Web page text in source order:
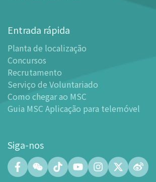
- Planta de localização
- Guia MSC Aplicação para telemóvel
Instalações
-
Mundo das Crianças
- Centro de Exibições
- Planetário
leitura
- Laboratório de Fabricação Digital
- Laboratório de Redes (NetLab)
Entrada rápida
Planta de localização
Concursos
Recrutamento
Serviço de Voluntariado
Como chegar ao MSC
Guia MSC Aplicação para telemóvel
Siga-nos